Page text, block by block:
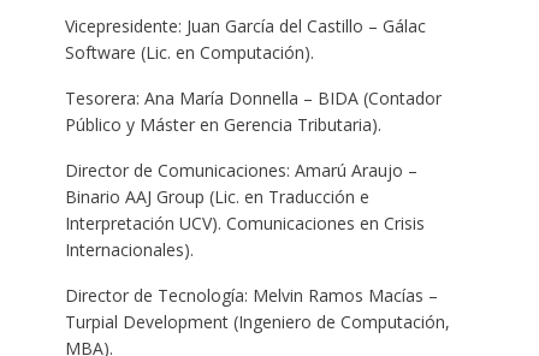
Vicepresidente: Juan García del Castillo – Gálac
Software (Lic. en Computación).
Tesorera: Ana María Donnella – BIDA (Contador
Público y Máster en Gerencia Tributaria).
Director de Comunicaciones: Amarú Araujo –
Binario AAJ Group (Lic. en Traducción e
Interpretación UCV). Comunicaciones en Crisis
Internacionales).
Director de Tecnología: Melvin Ramos Macías –
Turpial Development (Ingeniero de Computación,
MBA).